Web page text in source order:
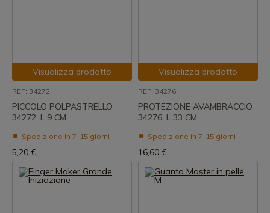
Visualizza prodotto
REF: 34272
PICCOLO POLPASTRELLO
34272. L 9 CM
Spedizione in 7-15 giorni
5,20 €
Visualizza prodotto
REF: 34276
PROTEZIONE AVAMBRACCIO
34276. L 33 CM
Spedizione in 7-15 giorni
16,60 €